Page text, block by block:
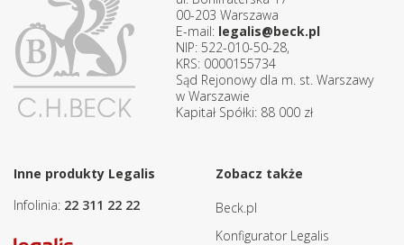
00-203 Warszawa
E-mail: legalis@beck.pl
NIP: 522-010-50-28,
KRS: 0000155734
Sąd Rejonowy dla m. st. Warszawy
w Warszawie
Kapitał Spółki: 88 000 zł
Inne produkty Legalis
Infolinia: 22 311 22 22
Zobacz także
Beck.pl
Konfigurator Legalis